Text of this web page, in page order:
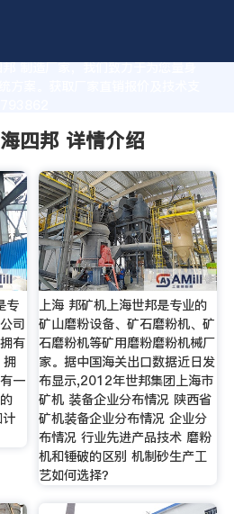
制造厂家，我们致力于为您量身
方案。获取厂家直销报价及技术支
四邦 详情介绍
专
司
有
拥
一
上海 邦矿机上海世邦是专业的
矿山磨粉设备、矿石磨粉机、矿
石磨粉机等矿用磨粉磨粉机械厂
家。据中国海关出口数据近日发
布显示,2012年世邦集团上海市
矿机 装备企业分布情况 陕西省
矿机装备企业分布情况 企业分
布情况 行业先进产品技术 磨粉
机和锤破的区别 机制砂生产工
艺如何选择？